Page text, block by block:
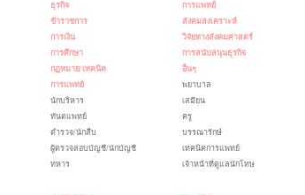
ธุรกิจ
ข้าราชการ
การเงิน
การศึกษา
กฏหมาย/เทคนิค
การแพทย์
นักบริหาร
ทันตแพทย์
ตำรวจ/นักสืบ
ผู้ตรวจสอบบัญชี/นักบัญชี
ทหาร
การแพทย์
สังคมสงเคราะห์
วิจัยทางสังคมศาสตร์
การสนับสนุนธุรกิจ
อื่นๆ
พยาบาล
เสมียน
ครู
บรรณารักษ์
เทคนิคการแพทย์
เจ้าหน้าที่ดูแลนักโทษ